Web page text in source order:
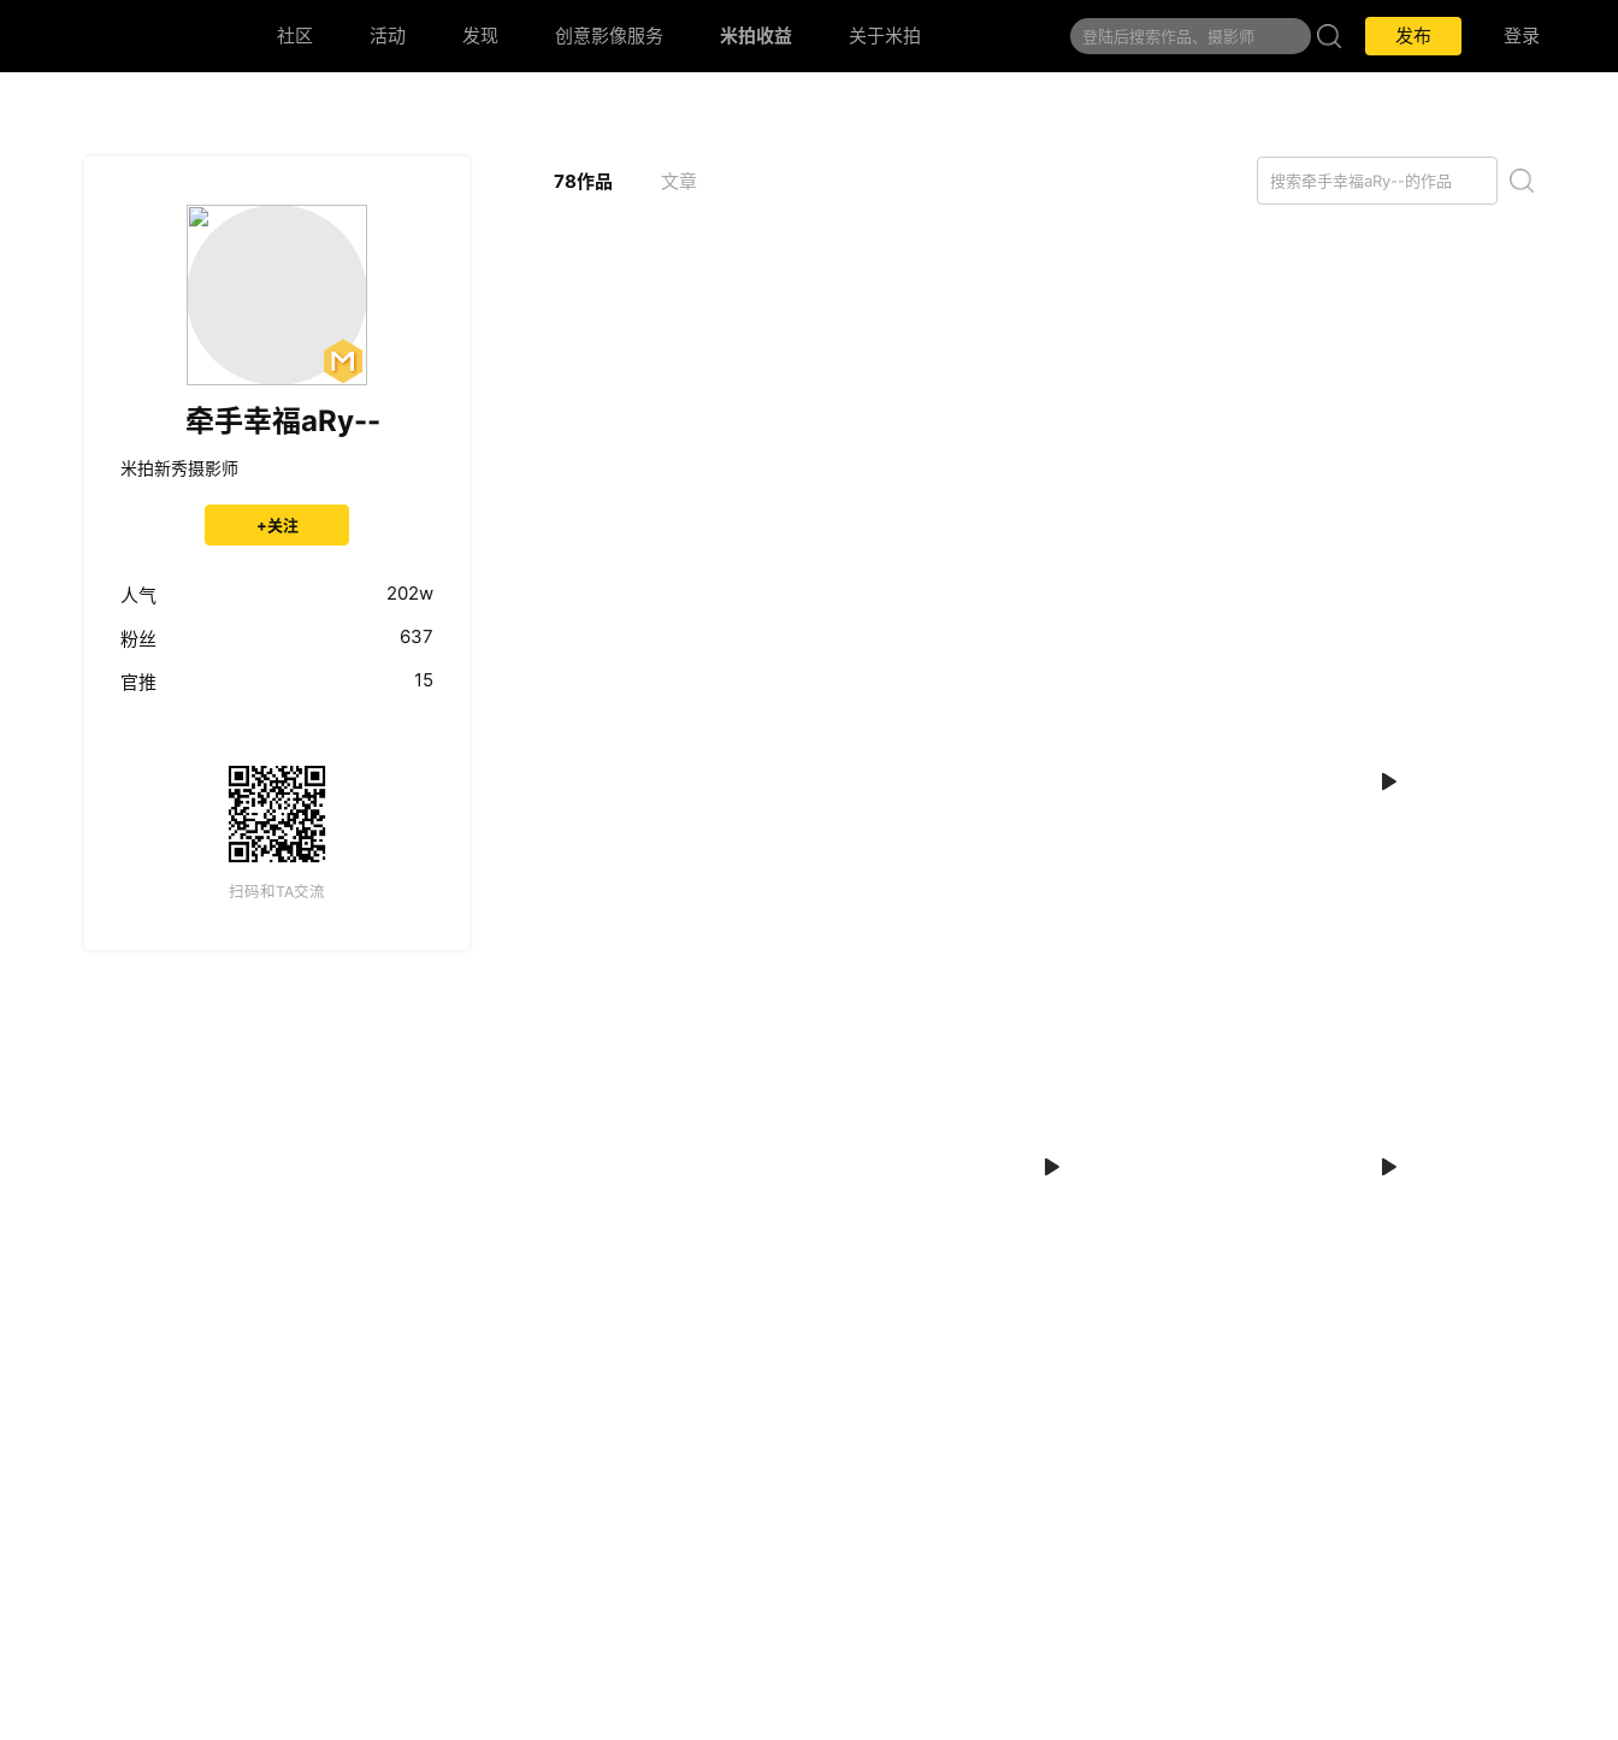
社区 活动 发现 创意影像服务 米拍收益 关于米拍 发布 登录
牵手幸福aRy--
米拍新秀摄影师
+关注
人气
202w
粉丝
637
官推
15
扫码和TA交流
78作品 文章